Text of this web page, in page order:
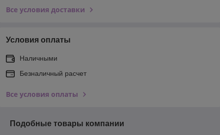
Все условия доставки
Условия оплаты
Наличными
Безналичный расчет
Все условия оплаты
Подобные товары компании